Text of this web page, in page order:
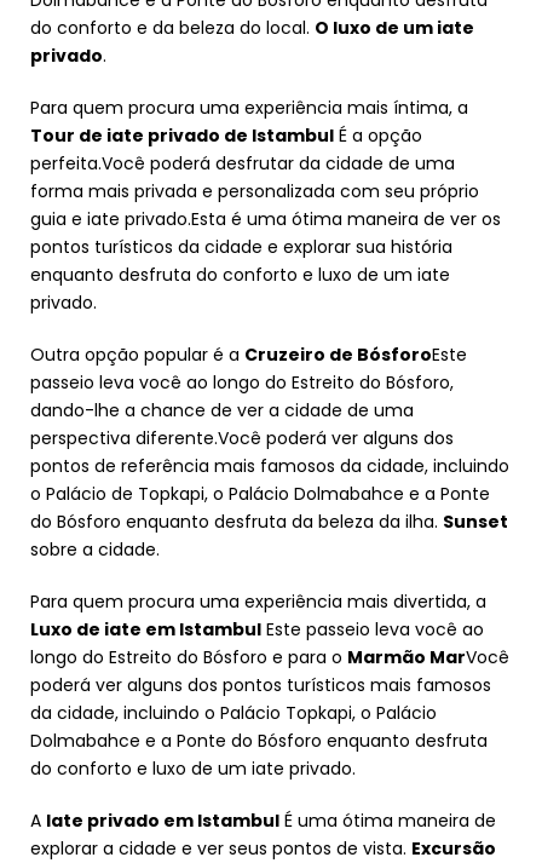
do conforto e da beleza do local. O luxo de um iate
privado.
Para quem procura uma experiência mais íntima, a
Tour de iate privado de Istambul É a opção
perfeita.Você poderá desfrutar da cidade de uma
forma mais privada e personalizada com seu próprio
guia e iate privado.Esta é uma ótima maneira de ver os
pontos turísticos da cidade e explorar sua história
enquanto desfruta do conforto e luxo de um iate
privado.
Outra opção popular é a Cruzeiro de BósforoEste
passeio leva você ao longo do Estreito do Bósforo,
dando-lhe a chance de ver a cidade de uma
perspectiva diferente.Você poderá ver alguns dos
pontos de referência mais famosos da cidade, incluindo
o Palácio de Topkapi, o Palácio Dolmabahce e a Ponte
do Bósforo enquanto desfruta da beleza da ilha. Sunset
sobre a cidade.
Para quem procura uma experiência mais divertida, a
Luxo de iate em Istambul Este passeio leva você ao
longo do Estreito do Bósforo e para o Marmão MarVocê
poderá ver alguns dos pontos turísticos mais famosos
da cidade, incluindo o Palácio Topkapi, o Palácio
Dolmabahce e a Ponte do Bósforo enquanto desfruta
do conforto e luxo de um iate privado.
A Iate privado em Istambul É uma ótima maneira de
explorar a cidade e ver seus pontos de vista. Excursão